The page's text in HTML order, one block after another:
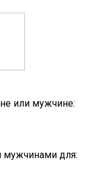
или мужчине:
мужчинами для: